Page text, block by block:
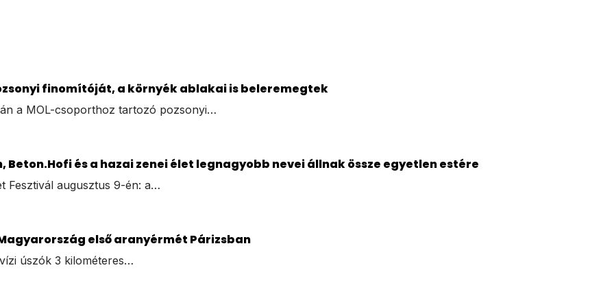
finomítóját, a környék ablakai is beleremegtek
a MOL-csoporthoz tartozó pozsonyi…
Beton.Hofi és a hazai zenei élet legnagyobb nevei állnak össze egyetlen estére
Fesztivál augusztus 9-én: a…
első aranyérmét Párizsban
úszók 3 kilométeres…